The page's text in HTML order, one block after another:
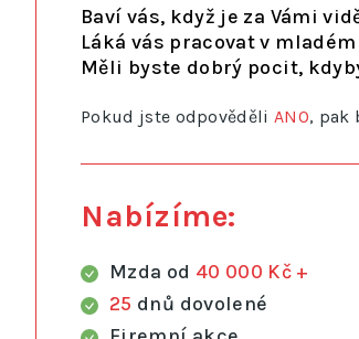
Baví vás, když je za Vámi
Láká vás pracovat v
Měli byste dobrý pocit,
Pokud jste odpověděliANO, pak
Nabízíme:
Mzda od 40 000 Kč +
25 dnů dovolené